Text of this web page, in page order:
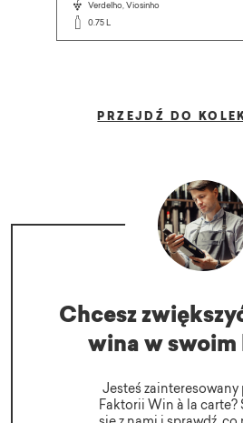
Verdelho, Viosinho
0.75 L
PRZEJDŹ DO
Chcesz
wina w swoim
Jesteś zainteresowany
Faktorii Win à la carte?